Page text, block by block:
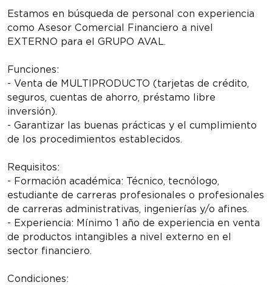
Estamos en búsqueda de personal con experiencia
como Asesor Comercial Financiero a nivel
EXTERNO para el GRUPO AVAL.
Funciones:
- Venta de MULTIPRODUCTO (tarjetas de crédito,
seguros, cuentas de ahorro, préstamo libre
inversión).
- Garantizar las buenas prácticas y el cumplimiento
de los procedimientos establecidos.
Requisitos:
- Formación académica: Técnico, tecnólogo,
estudiante de carreras profesionales o profesionales
de carreras administrativas, ingenierías y/o afines.
- Experiencia: Mínimo 1 año de experiencia en venta
de productos intangibles a nivel externo en el
sector financiero.
Condiciones: